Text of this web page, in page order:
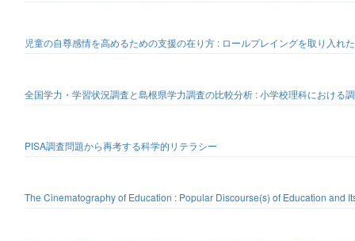
児童の自尊感情を高めるための支援の在り方 : ロールプレイングを取り入れ
全国学力・学習状況調査と島根県学力調査の比較分析 : 小学校理科における
PISA調査問題から再考する科学的リテラシー
The Cinematography of Education : Popular Discourse(s) of Education and